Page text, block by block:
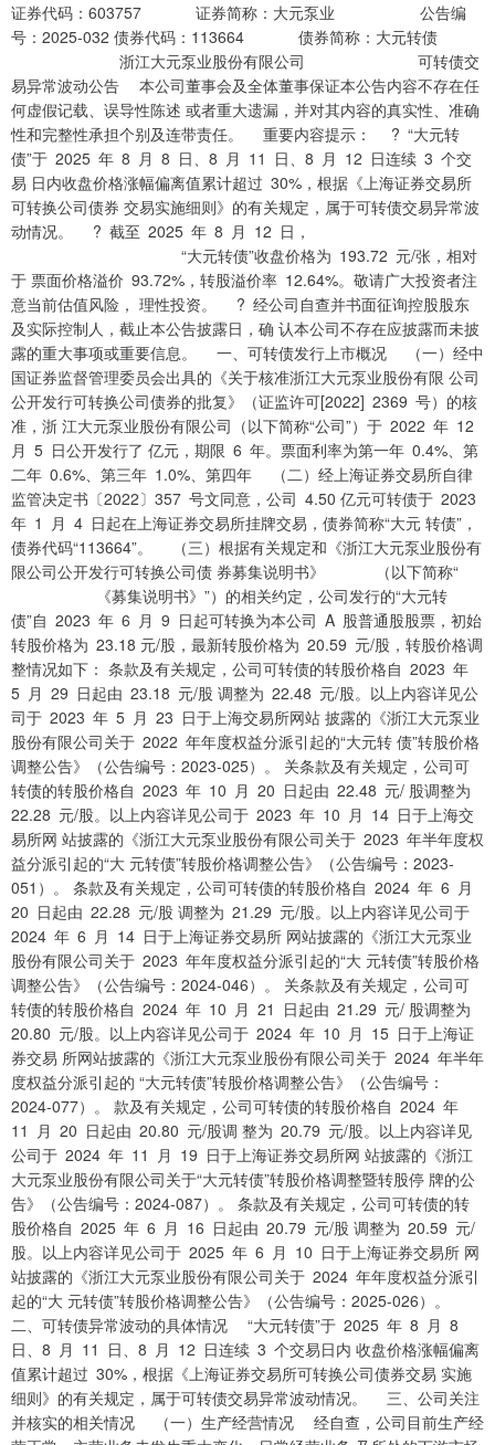
证券代码：603757 证券简称：大元泵业 公告编
号：2025-032 债券代码：113664 债券简称：大元转债
浙江大元泵业股份有限公司 可转债交
易异常波动公告 本公司董事会及全体董事保证本公告内容不存在任
何虚假记载、误导性陈述 或者重大遗漏，并对其内容的真实性、准确
性和完整性承担个别及连带责任。 重要内容提示： ? “大元转
债”于 2025 年 8 月 8 日、8 月 11 日、8 月 12 日连续 3 个交
易 日内收盘价格涨幅偏离值累计超过 30%，根据《上海证券交易所
可转换公司债券 交易实施细则》的有关规定，属于可转债交易异常波
动情况。 ? 截至 2025 年 8 月 12 日，
“大元转债”收盘价格为 193.72 元/张，相对
于 票面价格溢价 93.72%，转股溢价率 12.64%。敬请广大投资者注
意当前估值风险， 理性投资。 ? 经公司自查并书面征询控股股东
及实际控制人，截止本公告披露日，确 认本公司不存在应披露而未披
露的重大事项或重要信息。 一、可转债发行上市概况 （一）经中
国证券监督管理委员会出具的《关于核准浙江大元泵业股份有限 公司
公开发行可转换公司债券的批复》（证监许可[2022] 2369 号）的核
准，浙 江大元泵业股份有限公司（以下简称“公司”）于 2022 年 12
月 5 日公开发行了 亿元，期限 6 年。票面利率为第一年 0.4%、第
二年 0.6%、第三年 1.0%、第四年 （二）经上海证券交易所自律
监管决定书〔2022〕357 号文同意，公司 4.50 亿元可转债于 2023
年 1 月 4 日起在上海证券交易所挂牌交易，债券简称“大元 转债”，
债券代码“113664”。 （三）根据有关规定和《浙江大元泵业股份有
限公司公开发行可转换公司债 券募集说明书》 （以下简称“
《募集说明书》”）的相关约定，公司发行的“大元转
债”自 2023 年 6 月 9 日起可转换为本公司 A 股普通股股票，初始
转股价格为 23.18 元/股，最新转股价格为 20.59 元/股，转股价格调
整情况如下： 条款及有关规定，公司可转债的转股价格自 2023 年
5 月 29 日起由 23.18 元/股 调整为 22.48 元/股。以上内容详见公
司于 2023 年 5 月 23 日于上海交易所网站 披露的《浙江大元泵业
股份有限公司关于 2022 年年度权益分派引起的“大元转 债”转股价格
调整公告》（公告编号：2023-025）。 关条款及有关规定，公司可
转债的转股价格自 2023 年 10 月 20 日起由 22.48 元/ 股调整为
22.28 元/股。以上内容详见公司于 2023 年 10 月 14 日于上海交
易所网 站披露的《浙江大元泵业股份有限公司关于 2023 年半年度权
益分派引起的“大 元转债”转股价格调整公告》（公告编号：2023-
051）。 条款及有关规定，公司可转债的转股价格自 2024 年 6 月
20 日起由 22.28 元/股 调整为 21.29 元/股。以上内容详见公司于
2024 年 6 月 14 日于上海证券交易所 网站披露的《浙江大元泵业
股份有限公司关于 2023 年年度权益分派引起的“大 元转债”转股价格
调整公告》（公告编号：2024-046）。 关条款及有关规定，公司可
转债的转股价格自 2024 年 10 月 21 日起由 21.29 元/ 股调整为
20.80 元/股。以上内容详见公司于 2024 年 10 月 15 日于上海证
券交易 所网站披露的《浙江大元泵业股份有限公司关于 2024 年半年
度权益分派引起的 “大元转债”转股价格调整公告》（公告编号：
2024-077）。 款及有关规定，公司可转债的转股价格自 2024 年
11 月 20 日起由 20.80 元/股调 整为 20.79 元/股。以上内容详见
公司于 2024 年 11 月 19 日于上海证券交易所网 站披露的《浙江
大元泵业股份有限公司关于“大元转债”转股价格调整暨转股停 牌的公
告》（公告编号：2024-087）。 条款及有关规定，公司可转债的转
股价格自 2025 年 6 月 16 日起由 20.79 元/股 调整为 20.59 元/
股。以上内容详见公司于 2025 年 6 月 10 日于上海证券交易所 网
站披露的《浙江大元泵业股份有限公司关于 2024 年年度权益分派引
起的“大 元转债”转股价格调整公告》（公告编号：2025-026）。
二、可转债异常波动的具体情况 “大元转债”于 2025 年 8 月 8
日、8 月 11 日、8 月 12 日连续 3 个交易日内 收盘价格涨幅偏离
值累计超过 30%，根据《上海证券交易所可转换公司债券交易 实施
细则》的有关规定，属于可转债交易异常波动情况。 三、公司关注
并核实的相关情况 （一）生产经营情况 经自查，公司目前生产经